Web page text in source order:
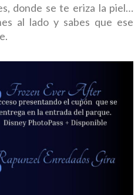
donde se te eriza la piel…
al lado y sabes que ese